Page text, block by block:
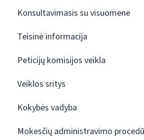
Konsultavimasis su visuomene
Teisinė informacija
Peticijų komisijos veikla
Veiklos sritys
Kokybės vadyba
Mokesčių administravimo